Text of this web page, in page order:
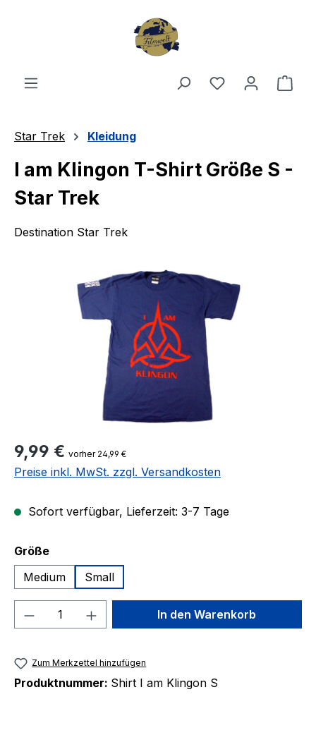
Du hast 0
Star Trek Kleidung
I am Klingon T-Shirt Größe S -
Star Trek
Destination Star Trek
Regulärer Preis:
9,99 € vorher 24,99 €
Preise inkl. MwSt. zzgl. Versandkosten
Sofort verfügbar, Lieferzeit: 3-7 Tage
Größeauswählen
Medium
Small
Produkt Anzahl: Gib denIn den Warenkorb
Zum Merkzettel hinzufügen
Produktnummer: Shirt I am Klingon S